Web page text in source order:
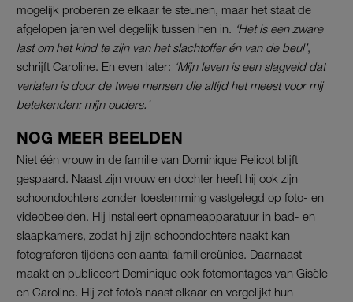
mogelijk proberen ze elkaar te steunen, maar het staat de
afgelopen jaren wel degelijk tussen hen in.
‘Het is een zware
last om het kind te zijn van het slachtoffer én van de beul’,
schrijft Caroline. En even later: ‘Mijn leven is een slagveld dat
verlaten is door de twee mensen die altijd het meest voor mij
betekenden: mijn ouders.’
NOG MEER BEELDEN
Niet één vrouw in de familie van Dominique Pelicot blijft
gespaard. Naast zijn vrouw en dochter heeft hij ook zijn
schoondochters zonder toestemming vastgelegd op foto- en
videobeelden. Hij installeert opnameapparatuur in bad- en
slaapkamers, zodat hij zijn schoondochters naakt kan
fotograferen tijdens een aantal familiereünies. Daarnaast
maakt en publiceert Dominique ook fotomontages van Gisèle
en Caroline. Hij zet foto’s naast elkaar en vergelijkt hun